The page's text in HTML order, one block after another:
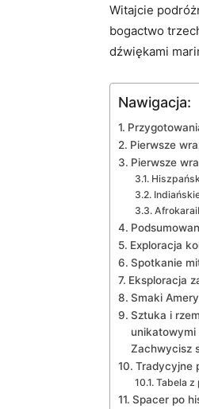
Witajcie
bogactwo
dźwiękami
Nawigacja:
Pierwsze
Pierwsze
Exploracja
Spotkanie
Eksploracja
Smaki
Sztuka i
Zachwycisz
Tradycyjne
Tabela z
Spacer po